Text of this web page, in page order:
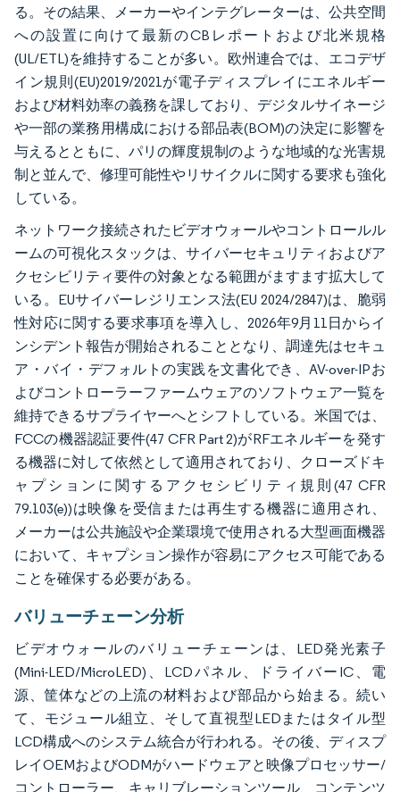
る。その結果、メーカーやインテグレーターは、公共空間
への設置に向けて最新のCBレポートおよび北米規格
(UL/ETL)を維持することが多い。欧州連合では、エコデザ
イン規則(EU)2019/2021が電子ディスプレイにエネルギー
および材料効率の義務を課しており、デジタルサイネージ
や一部の業務用構成における部品表(BOM)の決定に影響を
与えるとともに、パリの輝度規制のような地域的な光害規
制と並んで、修理可能性やリサイクルに関する要求も強化
している。
ネットワーク接続されたビデオウォールやコントロールル
ームの可視化スタックは、サイバーセキュリティおよびア
クセシビリティ要件の対象となる範囲がますます拡大して
いる。EUサイバーレジリエンス法(EU 2024/2847)は、脆弱
性対応に関する要求事項を導入し、2026年9月11日からイ
ンシデント報告が開始されることとなり、調達先はセキュ
ア・バイ・デフォルトの実践を文書化でき、AV-over-IPお
よびコントローラーファームウェアのソフトウェア一覧を
維持できるサプライヤーへとシフトしている。米国では、
FCCの機器認証要件(47 CFR Part 2)がRFエネルギーを発す
る機器に対して依然として適用されており、クローズドキ
ャプションに関するアクセシビリティ規則(47 CFR
79.103(e))は映像を受信または再生する機器に適用され、
メーカーは公共施設や企業環境で使用される大型画面機器
において、キャプション操作が容易にアクセス可能である
ことを確保する必要がある。
バリューチェーン分析
ビデオウォールのバリューチェーンは、LED発光素子
(Mini-LED/MicroLED)、LCDパネル、ドライバーIC、電
源、筐体などの上流の材料および部品から始まる。続い
て、モジュール組立、そして直視型LEDまたはタイル型
LCD構成へのシステム統合が行われる。その後、ディスプ
レイOEMおよびODMがハードウェアと映像プロセッサー/
コントローラー、キャリブレーションツール、コンテンツ